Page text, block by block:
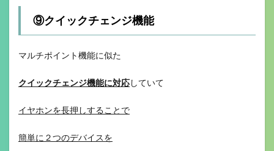
⑨クイックチェンジ機能
マルチポイント機能に似た
クイックチェンジ機能に対応していて
イヤホンを長押しすることで
簡単に２つのデバイスを